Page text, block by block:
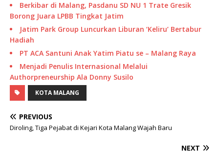
Berkibar di Malang, Pasdanu SD NU 1 Trate Gresik
Borong Juara LPBB Tingkat Jatim
Jatim Park Group Luncurkan Liburan ‘Keliru’ Bertabur
Hadiah
PT ACA Santuni Anak Yatim Piatu se – Malang Raya
Menjadi Penulis Internasional Melalui
Authorpreneurship Ala Donny Susilo
KOTA MALANG
PREVIOUS
Diroling, Tiga Pejabat di Kejari Kota Malang Wajah Baru
NEXT